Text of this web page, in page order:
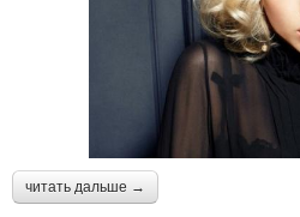
читать дальше →